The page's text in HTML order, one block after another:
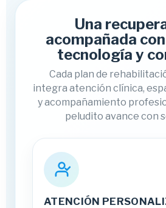
Una
acompañada
tecnología y
Cada plan de
integra atención clínica,
y acompañamiento
peludito avance con
ATENCIÓN